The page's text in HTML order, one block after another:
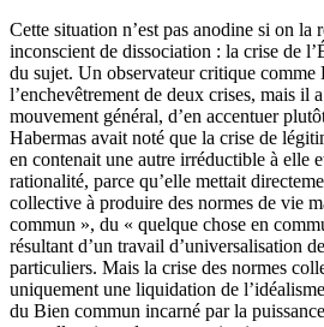
Cette situation n’est pas anodine si on la
inconscient de dissociation : la crise de
du sujet. Un observateur critique comme
l’enchevêtrement de deux crises, mais il
mouvement général, d’en accentuer
Habermas avait noté que la crise de
en contenait une autre irréductible à elle
rationalité, parce qu’elle mettait
collective à produire des normes de vie
commun », du « quelque chose en
résultant d’un travail d’universalisation
particuliers. Mais la crise des normes
uniquement une liquidation de
du Bien commun incarné par la